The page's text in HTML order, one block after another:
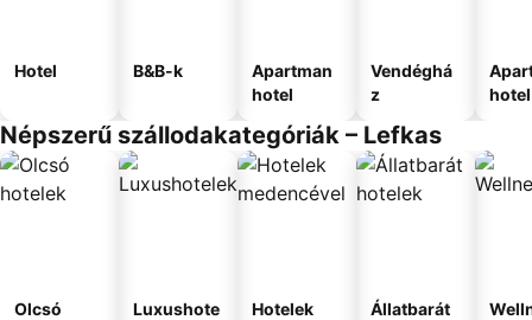
Hotel B&B-k
Apartman
hotel
Vendéghá
z
hotel
Népszerű szállodakategóriák – Lefkas
Olcsó
Luxushote
Hotelek
Állatbarát